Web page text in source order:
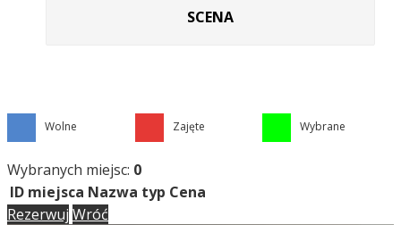
SCENA
Wolne Zajęte Wybrane
Wybranych miejsc: 0
ID miejsca Nazwa typ Cena
Rezerwuj Wróć